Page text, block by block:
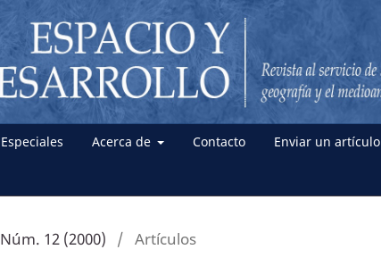
Especiales Acerca de Contacto Enviar un artículo
Núm. 12 (2000) / Artículos